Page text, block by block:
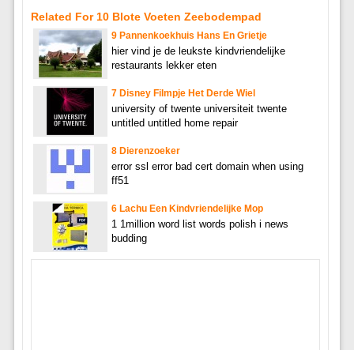
Related For 10 Blote Voeten Zeebodempad
9 Pannenkoekhuis Hans En Grietje
hier vind je de leukste kindvriendelijke
restaurants lekker eten
7 Disney Filmpje Het Derde Wiel
university of twente universiteit twente
untitled untitled home repair
8 Dierenzoeker
error ssl error bad cert domain when using
ff51
6 Lachu Een Kindvriendelijke Mop
1 1million word list words polish i news
budding